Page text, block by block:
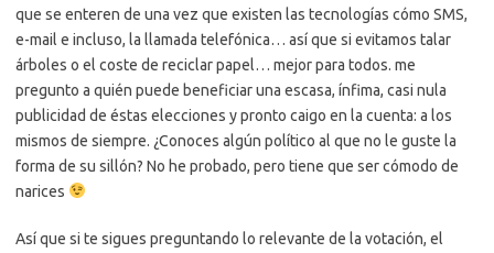
que se enteren de una vez que existen las tecnologías cómo SMS,
e-mail e incluso, la llamada telefónica… así que si evitamos talar
árboles o el coste de reciclar papel… mejor para todos. me
pregunto a quién puede beneficiar una escasa, ínfima, casi nula
publicidad de éstas elecciones y pronto caigo en la cuenta: a los
mismos de siempre. ¿Conoces algún político al que no le guste la
forma de su sillón? No he probado, pero tiene que ser cómodo de
narices
Así que si te sigues preguntando lo relevante de la votación, el